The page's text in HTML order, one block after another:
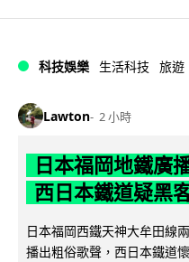
科技娛樂 生活科技 旅遊
Lawton 2 小時
日本福岡地鐵廣
西日本鐵道疑黑
日本福岡西鐵天神大牟田線
播出粗俗歌聲，西日本鐵道